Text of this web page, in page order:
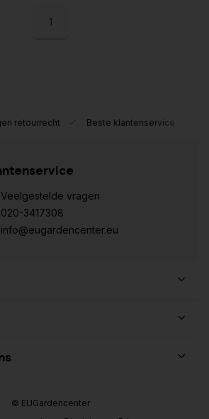
1
Beste klantenservice
Veelgestelde vragen
020-3417308
info@eugardencenter.eu
© EUGardencenter